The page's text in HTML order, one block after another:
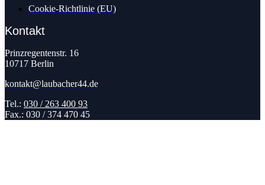
Cookie-Richtlinie (EU)
Kontakt
Prinzregentenstr. 16
10717 Berlin
kontakt@laubacher44.de
Tel.: 030 / 263 400 93
Fax.: 030 / 374 470 45